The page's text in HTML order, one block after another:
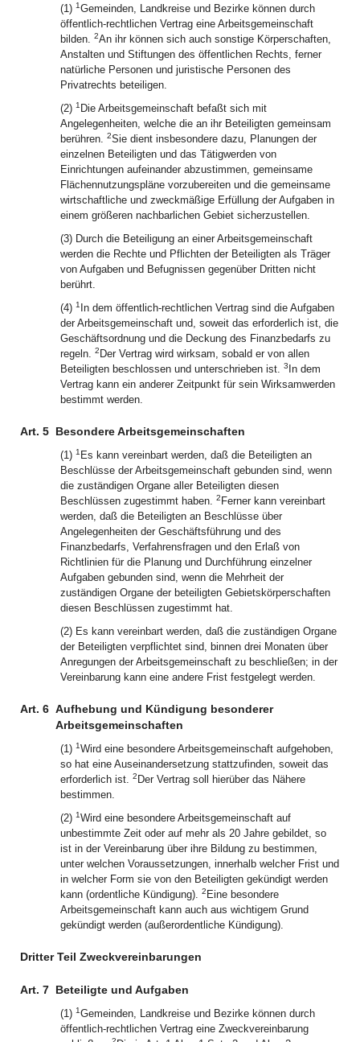
(1) 1Gemeinden, Landkreise und Bezirke können durch
öffentlich-rechtlichen Vertrag eine Arbeitsgemeinschaft
bilden. 2An ihr können sich auch sonstige Körperschaften,
Anstalten und Stiftungen des öffentlichen Rechts, ferner
natürliche Personen und juristische Personen des
Privatrechts beteiligen.
(2) 1 Die Arbeitsgemeinschaft befaßt sich mit
Angelegenheiten, welche die an ihr Beteiligten gemeinsam
berühren. 2Sie dient insbesondere dazu, Planungen der
einzelnen Beteiligten und das Tätigwerden von
Einrichtungen aufeinander abzustimmen, gemeinsame
Flächennutzungspläne vorzubereiten und die gemeinsame
wirtschaftliche und zweckmäßige Erfüllung der Aufgaben in
einem größeren nachbarlichen Gebiet sicherzustellen.
(3) Durch die Beteiligung an einer Arbeitsgemeinschaft
werden die Rechte und Pflichten der Beteiligten als Träger
von Aufgaben und Befugnissen gegenüber Dritten nicht
berührt.
(4) 1 In dem öffentlich-rechtlichen Vertrag sind die Aufgaben
der Arbeitsgemeinschaft und, soweit das erforderlich ist, die
Geschäftsordnung und die Deckung des Finanzbedarfs zu
regeln. 2 Der Vertrag wird wirksam, sobald er von allen
Beteiligten beschlossen und unterschrieben ist. 3 In dem
Vertrag kann ein anderer Zeitpunkt für sein Wirksamwerden
bestimmt werden.
Art. 5 Besondere Arbeitsgemeinschaften
(1) 1 Es kann vereinbart werden, daß die Beteiligten an
Beschlüsse der Arbeitsgemeinschaft gebunden sind, wenn
die zuständigen Organe aller Beteiligten diesen
Beschlüssen zugestimmt haben. 2 Ferner kann vereinbart
werden, daß die Beteiligten an Beschlüsse über
Angelegenheiten der Geschäftsführung und des
Finanzbedarfs, Verfahrensfragen und den Erlaß von
Richtlinien für die Planung und Durchführung einzelner
Aufgaben gebunden sind, wenn die Mehrheit der
zuständigen Organe der beteiligten Gebietskörperschaften
diesen Beschlüssen zugestimmt hat.
(2) Es kann vereinbart werden, daß die zuständigen Organe
der Beteiligten verpflichtet sind, binnen drei Monaten über
Anregungen der Arbeitsgemeinschaft zu beschließen; in der
Vereinbarung kann eine andere Frist festgelegt werden.
Art. 6 Aufhebung und Kündigung besonderer
Arbeitsgemeinschaften
(1) 1Wird eine besondere Arbeitsgemeinschaft aufgehoben,
so hat eine Auseinandersetzung stattzufinden, soweit das
erforderlich ist. 2 Der Vertrag soll hierüber das Nähere
bestimmen.
(2) 1Wird eine besondere Arbeitsgemeinschaft auf
unbestimmte Zeit oder auf mehr als 20 Jahre gebildet, so
ist in der Vereinbarung über ihre Bildung zu bestimmen,
unter welchen Voraussetzungen, innerhalb welcher Frist und
in welcher Form sie von den Beteiligten gekündigt werden
kann (ordentliche Kündigung). 2 Eine besondere
Arbeitsgemeinschaft kann auch aus wichtigem Grund
gekündigt werden (außerordentliche Kündigung).
Dritter Teil Zweckvereinbarungen
Art. 7 Beteiligte und Aufgaben
(1) 1Gemeinden, Landkreise und Bezirke können durch
öffentlich-rechtlichen Vertrag eine Zweckvereinbarung